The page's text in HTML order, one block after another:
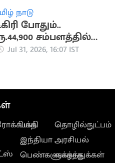
நாடு
போதும்..
சம்பளத்தில்
அரசு வேலை
Jul 31, 2026, 16:07 IST
பக்தி
இந்தியா
பெண்களுக்காக
தொழில்நுட்பம்
அரசியல்
வாழ்த்துக்கள்